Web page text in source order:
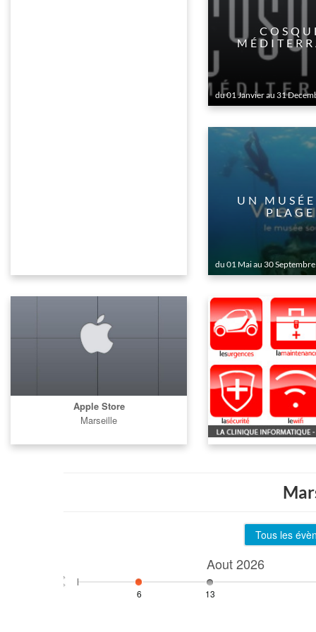
du 01 Janvier au 31
UN
du 01 Mai au 30 Septembre
Apple Store
Marseille
Tous les
Aout2026
6 13